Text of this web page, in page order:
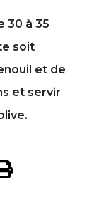
30 à 35
soit
et de
et servir